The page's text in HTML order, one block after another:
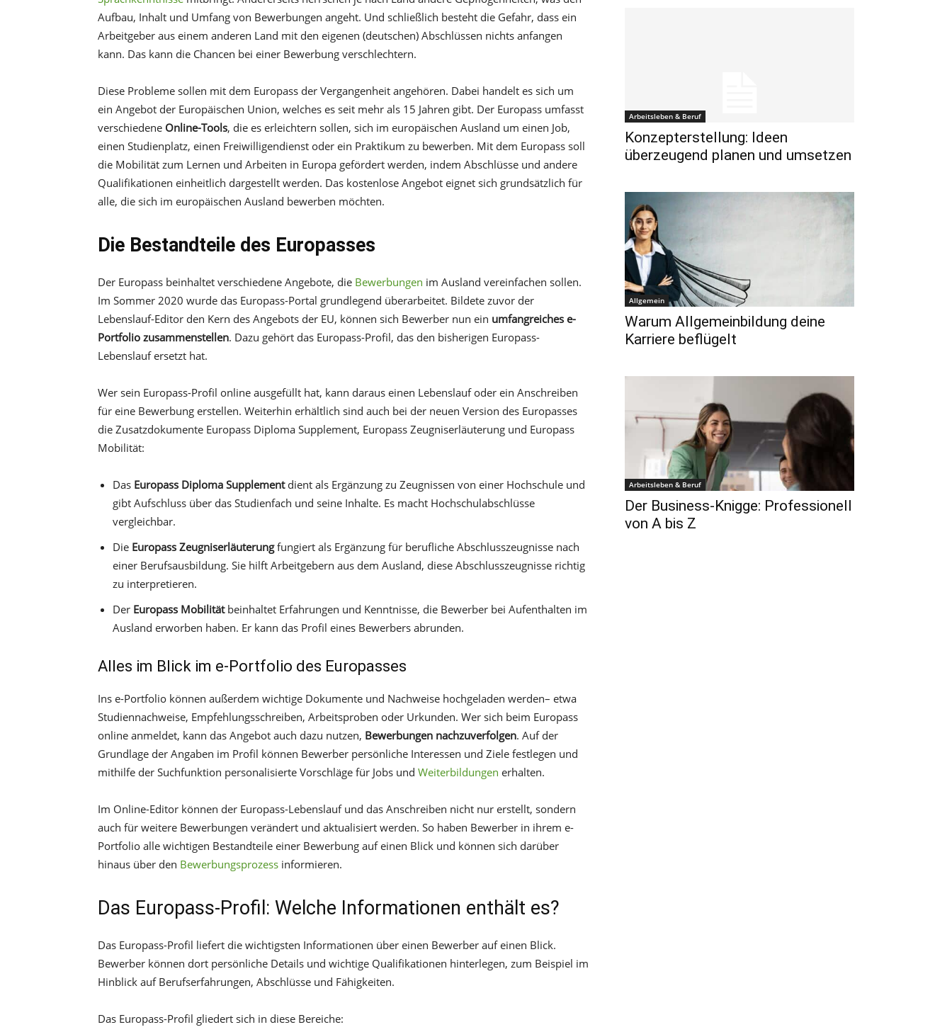
Aufbau, Inhalt und Umfang von Bewerbungen angeht. Und schließlich besteht die Gefahr, dass ein
Arbeitgeber aus einem anderen Land mit den eigenen (deutschen) Abschlüssen nichts anfangen
kann. Das kann die Chancen bei einer Bewerbung verschlechtern.
Diese Probleme sollen mit dem Europass der Vergangenheit angehören. Dabei handelt es sich um
ein Angebot der Europäischen Union, welches es seit mehr als 15 Jahren gibt. Der Europass umfasst
verschiedene Online-Tools, die es erleichtern sollen, sich im europäischen Ausland um einen Job,
einen Studienplatz, einen Freiwilligendienst oder ein Praktikum zu bewerben. Mit dem Europass soll
die Mobilität zum Lernen und Arbeiten in Europa gefördert werden, indem Abschlüsse und andere
Qualifikationen einheitlich dargestellt werden. Das kostenlose Angebot eignet sich grundsätzlich für
alle, die sich im europäischen Ausland bewerben möchten.
Die Bestandteile des Europasses
Der Europass beinhaltet verschiedene Angebote, die Bewerbungen im Ausland vereinfachen sollen.
Im Sommer 2020 wurde das Europass-Portal grundlegend überarbeitet. Bildete zuvor der
Lebenslauf-Editor den Kern des Angebots der EU, können sich Bewerber nun ein umfangreiches e-
Portfolio zusammenstellen. Dazu gehört das Europass-Profil, das den bisherigen Europass-
Lebenslauf ersetzt hat.
Wer sein Europass-Profil online ausgefüllt hat, kann daraus einen Lebenslauf oder ein Anschreiben
für eine Bewerbung erstellen. Weiterhin erhältlich sind auch bei der neuen Version des Europasses
die Zusatzdokumente Europass Diploma Supplement, Europass Zeugniserläuterung und Europass
Mobilität:
Das Europass Diploma Supplementdient als Ergänzung zu Zeugnissen von einer Hochschule und
gibt Aufschluss über das Studienfach und seine Inhalte. Es macht Hochschulabschlüsse
vergleichbar.
Die Europass Zeugniserläuterungfungiert als Ergänzung für berufliche Abschlusszeugnisse nach
einer Berufsausbildung. Sie hilft Arbeitgebern aus dem Ausland, diese Abschlusszeugnisse richtig
zu interpretieren.
Der Europass Mobilitätbeinhaltet Erfahrungen und Kenntnisse, die Bewerber bei Aufenthalten im
Ausland erworben haben. Er kann das Profil eines Bewerbers abrunden.
Alles im Blick im e-Portfolio des Europasses
Ins e-Portfolio können außerdem wichtige Dokumente und Nachweise hochgeladen werden– etwa
Studiennachweise, Empfehlungsschreiben, Arbeitsproben oder Urkunden. Wer sich beim Europass
online anmeldet, kann das Angebot auch dazu nutzen, Bewerbungen nachzuverfolgen. Auf der
Grundlage der Angaben im Profil können Bewerber persönliche Interessen und Ziele festlegen und
mithilfe der Suchfunktion personalisierte Vorschläge für Jobs und Weiterbildungen erhalten.
Im Online-Editor können der Europass-Lebenslauf und das Anschreiben nicht nur erstellt, sondern
auch für weitere Bewerbungen verändert und aktualisiert werden. So haben Bewerber in ihrem e-
Portfolio alle wichtigen Bestandteile einer Bewerbung auf einen Blick und können sich darüber
hinaus über den Bewerbungsprozess informieren.
Das Europass-Profil: Welche Informationen enthält es?
Das Europass-Profil liefert die wichtigsten Informationen über einen Bewerber auf einen Blick.
Bewerber können dort persönliche Details und wichtige Qualifikationen hinterlegen, zum Beispiel im
Hinblick auf Berufserfahrungen, Abschlüsse und Fähigkeiten.
Das Europass-Profil gliedert sich in diese Bereiche:
Arbeitsleben & Beruf
Konzepterstellung: Ideen
überzeugend planen und umsetzen
Allgemein
Warum Allgemeinbildung deine
Karriere beflügelt
Arbeitsleben & Beruf
Der Business-Knigge: Professionell
von A bis Z